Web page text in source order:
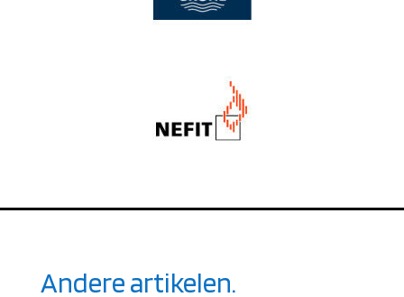
Andere artikelen.